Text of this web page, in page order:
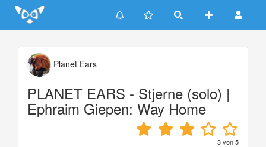
Update cookies preferences
Planet Ears
PLANET EARS - Stjerne (solo) |
Ephraim Giepen: Way Home
3von5